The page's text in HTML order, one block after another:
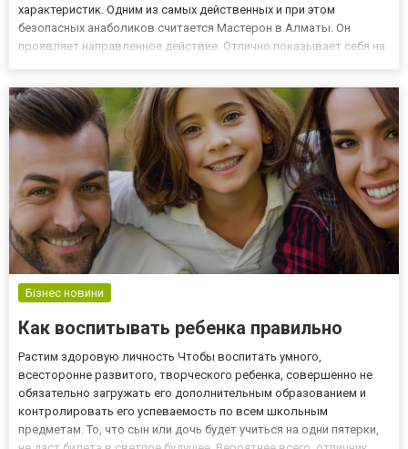
характеристик. Одним из самых действенных и при этом
безопасных анаболиков считается Мастерон в Алматы. Он
проявляет направленное действие. Отлично показывает себя на
Причем под...
Бізнес новини
Как воспитывать ребенка правильно
Растим здоровую личность Чтобы воспитать умного,
всесторонне развитого, творческого ребенка, совершенно не
обязательно загружать его дополнительным образованием и
контролировать его успеваемость по всем школьным
предметам. То, что сын или дочь будет учиться на одни пятерки,